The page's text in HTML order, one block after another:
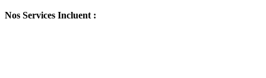
Nos Services Incluent :